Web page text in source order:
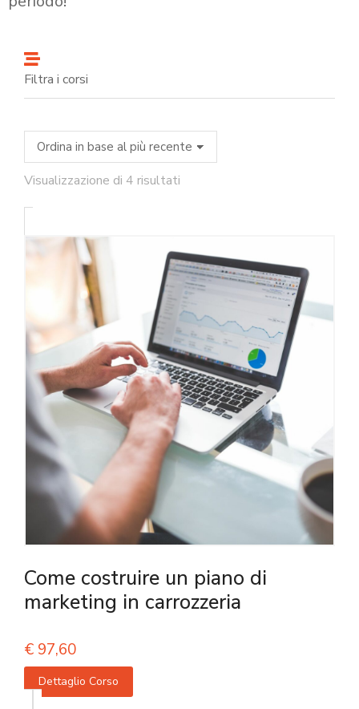
Filtra i corsi
Visualizzazione di 4 risultati
Come costruire un piano di
marketing in carrozzeria
€ 97,60
Dettaglio Corso